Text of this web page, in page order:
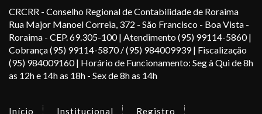
CRCRR - Conselho Regional de Contabilidade de Roraima
Rua Major Manoel Correia, 372 - São Francisco - Boa Vista -
Roraima - CEP. 69.305-100 | Atendimento (95) 99114-5860 |
Cobrança (95) 99114-5870 / (95) 984009939 | Fiscalização
(95) 984009160 | Horário de Funcionamento: Seg à Qui de 8h
as 12h e 14h as 18h - Sex de 8h as 14h
Início Institucional Registro